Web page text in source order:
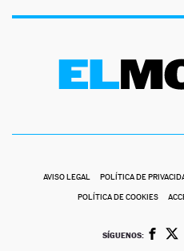
AVISO LEGAL POLÍTICA DE
POLÍTICA DE COOKIES
SÍGUENOS: